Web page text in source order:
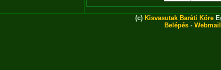
(c) Kisvasutak Baráti Köre
Belépés - Webmail